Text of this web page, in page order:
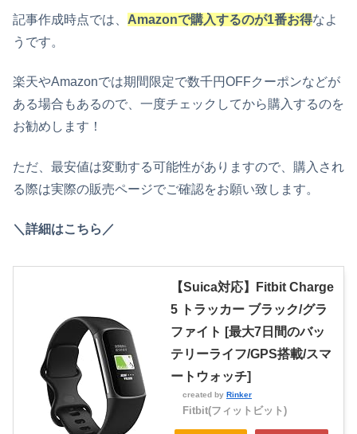
記事作成時点では、 Amazonで購入するのが1番お得なよ
うです。
楽天やAmazonでは期間限定で数千円OFFクーポンなどが
ある場合もあるので、一度チェックしてから購入するのを
お勧めします！
ただ、最安値は変動する可能性がありますので、購入され
る際は実際の販売ページでご確認をお願い致します。
＼詳細はこちら／
【Suica対応】Fitbit Charge
5 トラッカー ブラック/グラ
ファイト [最大7日間のバッ
テリーライフ/GPS搭載/スマ
ートウォッチ]
created by Rinker
Fitbit(フィットビット)